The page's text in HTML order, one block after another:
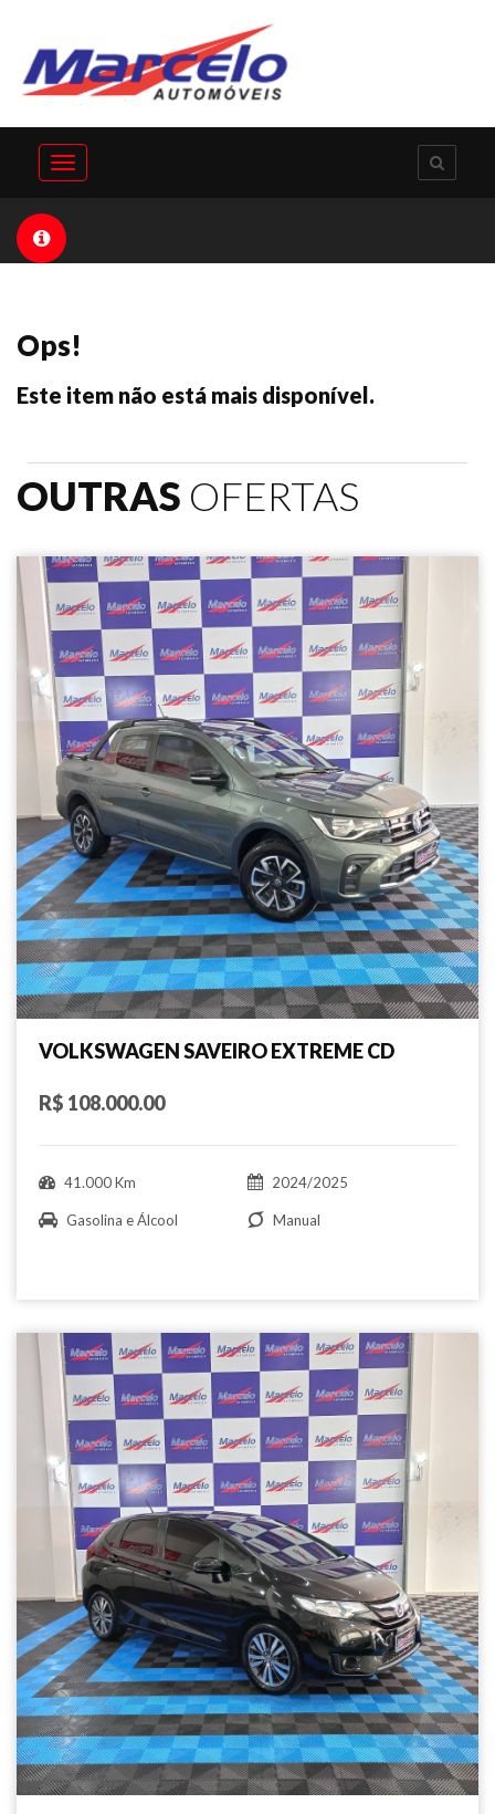
Toggle
navigation
Ops!
Este item não está mais disponível.
OUTRAS OFERTAS
VOLKSWAGEN SAVEIRO EXTREME CD
R$ 108.000.00
41.000 Km 2024/2025
Gasolina e Álcool Manual